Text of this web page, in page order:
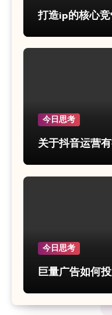
打造ip的核心竞
今日思考
关于抖音运营
今日思考
巨量广告如何